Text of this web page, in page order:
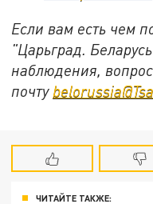
Если вам есть чем
"Царьград.
наблюдения,
почту
ЧИТАЙТЕ ТАКЖЕ: